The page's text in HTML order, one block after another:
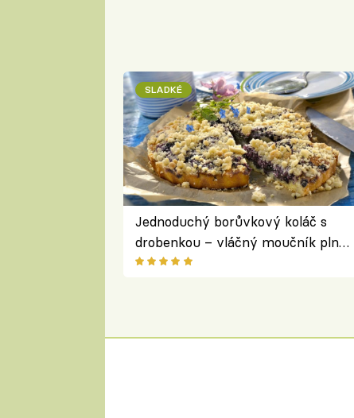
SLADKÉ
Jednoduchý borůvkový koláč s
drobenkou – vláčný moučník plný
ovoce